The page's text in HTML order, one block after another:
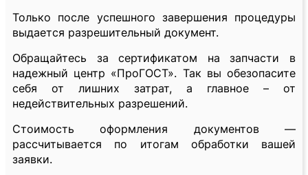
Только после успешного завершения процедуры
выдается разрешительный документ.
Обращайтесь за сертификатом на запчасти в
надежный центр «ПроГОСТ». Так вы обезопасите
себя от лишних затрат, а главное – от
недействительных разрешений.
Стоимость оформления документов —
рассчитывается по итогам обработки вашей
заявки.